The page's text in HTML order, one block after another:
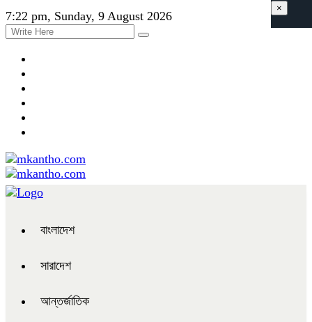
7:22 pm, Sunday, 9 August 2026
বাংলাদেশ
সারাদেশ
আন্তর্জাতিক
×